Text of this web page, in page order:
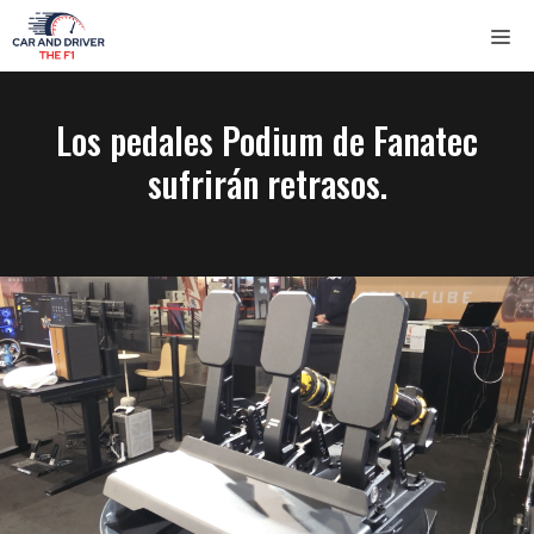
Saltar
al
contenido
Los pedales Podium de Fanatec
sufrirán retrasos.